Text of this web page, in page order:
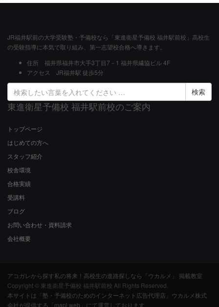
JR福井駅前の大学受験塾・予備校なら「東進衛星予備校 福井駅前校」高校生
の受験指導に本気で取り組み、第一志望校合格へ導きます。
住所 福井県福井市大手3丁目7－1 福井県繊協ビル 4F
アクセス
JR福井駅 徒歩5分
検
結
東進衛星予備校 福井駅前校のご案内
トップページ
はじめての方へ
スタッフ紹介
校舎環境
合格実績
受講料
ブログ
お問い合わせ・資料請求
会社概要
アコガレから探す私の将来！高校生の進路探しなら「ウカルメ」 掲載教室
Copyright © 東進衛星予備校 福井駅前校 All Rights Reserved.
本サイトは「塾・予備校のためのインターネット広告代理店」ウカルメ株式
会社が提供する「mapl web」にて運営しております。